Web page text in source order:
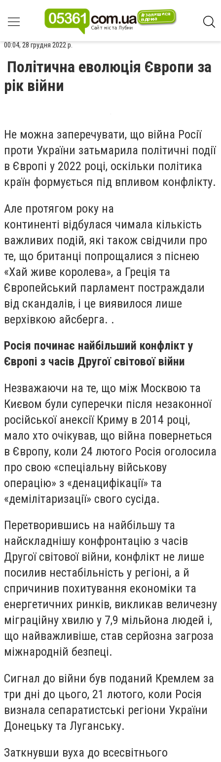
00:04, 28 грудня 2022 р.
Політична еволюція Європи за
рік війни
Не можна заперечувати, що війна Росії
проти України затьмарила політичні події
в Європі у 2022 році, оскільки політика
країн формується під впливом конфлікту.
Але протягом року на
континенті відбулася чимала кількість
важливих подій, які також свідчили про
те, що британці попрощалися з піснею
«Хай живе королева», а Греція та
Європейський парламент постраждали
від скандалів, і це виявилося лише
верхівкою айсберга. .
Росія починає найбільший конфлікт у
Європі з часів Другої світової війни
Незважаючи на те, що між Москвою та
Києвом були суперечки після незаконної
російської анексії Криму в 2014 році,
мало хто очікував, що війна повернеться
в Європу, коли 24 лютого Росія оголосила
про свою «спеціальну військову
операцію» з «денацифікації» та
«демілітаризації» свого сусіда.
Перетворившись на найбільшу та
найскладнішу конфронтацію з часів
Другої світової війни, конфлікт не лише
посилив нестабільність у регіоні, а й
спричинив похитування економіки та
енергетичних ринків, викликав величезну
міграційну хвилю у 7,9 мільйона людей і,
що найважливіше, став серйозна загроза
міжнародній безпеці.
Сигнал до війни був поданий Кремлем за
три дні до цього, 21 лютого, коли Росія
визнала сепаратистські регіони України
Донецьку та Луганську.
Заткнувши вуха до всесвітнього